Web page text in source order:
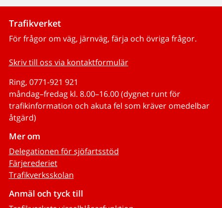
Trafikverket
För frågor om väg, järnväg, färja och övriga frågor.
Skriv till oss via kontaktformulär
Ring, 0771-921 921
måndag–fredag kl. 8.00–16.00 (dygnet runt för
trafikinformation och akuta fel som kräver omedelbar
åtgärd)
Mer om
Delegationen för sjöfartsstöd
Färjerederiet
Trafikverksskolan
Anmäl och tyck till